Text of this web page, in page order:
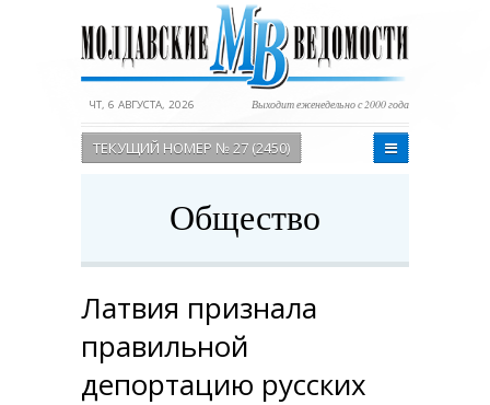
ЧТ, 6 АВГУСТА, 2026 Выходит еженедельно с 2000 года
ТЕКУЩИЙ НОМЕР № 27 (2450)
Общество
Латвия признала
правильной
депортацию русских